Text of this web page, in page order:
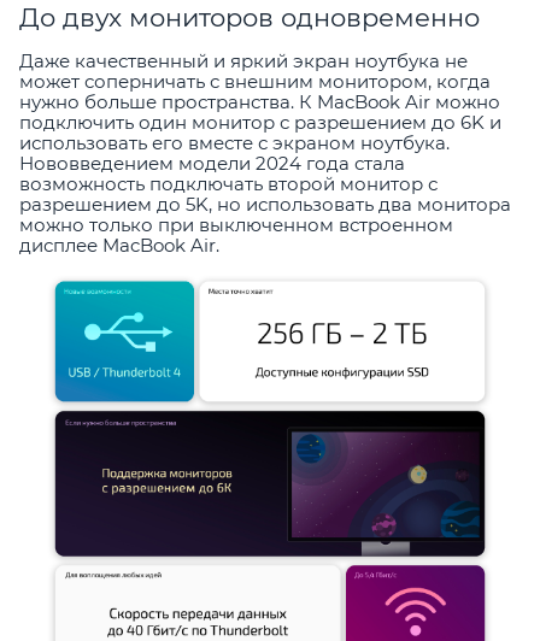
До двух мониторов одновременно
Даже качественный и яркий экран ноутбука не
может соперничать с внешним монитором, когда
нужно больше пространства. К MacBook Air можно
подключить один монитор с разрешением до 6K и
использовать его вместе с экраном ноутбука.
Нововведением модели 2024 года стала
возможность подключать второй монитор с
разрешением до 5K, но использовать два монитора
можно только при выключенном встроенном
дисплее MacBook Air.